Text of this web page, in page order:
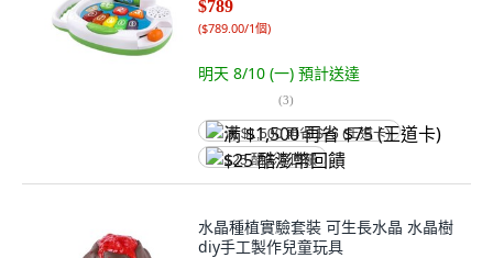
$789
($789.00/1個)
明天 8/10 (一) 預計送達
(3)
满 $1,500 再省 $75 (王道卡)
$25 酷澎幣回饋
水晶種植實驗套裝 可生長水晶 水晶樹
diy手工製作兒童玩具